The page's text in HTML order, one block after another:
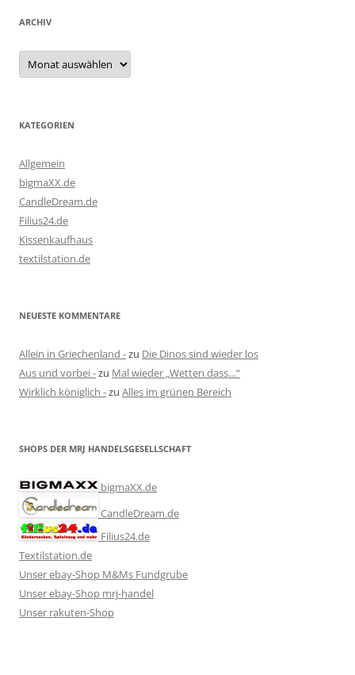
ARCHIV
Archiv
KATEGORIEN
Allgemein
bigmaXX.de
CandleDream.de
Filius24.de
Kissenkaufhaus
textilstation.de
NEUESTE KOMMENTARE
Allein in Griechenland -zu Die Dinos sind wieder los
Aus und vorbei -zu Mal wieder „Wetten dass…“
Wirklich königlich -zu Alles im grünen Bereich
SHOPS DER MRJ HANDELSGESELLSCHAFT
bigmaXX.de
CandleDream.de
Filius24.de
Textilstation.de
Unser ebay-Shop M&Ms Fundgrube
Unser ebay-Shop mrj-handel
Unser rakuten-Shop